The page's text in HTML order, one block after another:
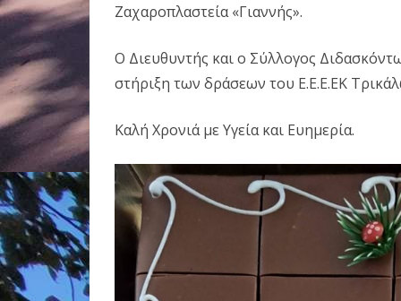
Ζαχαροπλαστεία «Γιαννής».
Ο Διευθυντής και ο Σύλλογος
στήριξη των δράσεων του Ε.Ε.Ε.ΕΚ
Καλή Χρονιά με Υγεία και Ευημερία.